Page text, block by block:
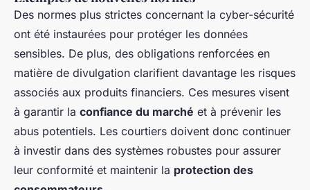
Des normes plus strictes concernant la cyber-sécurité
ont été instaurées pour protéger les données
sensibles. De plus, des obligations renforcées en
matière de divulgation clarifient davantage les risques
associés aux produits financiers. Ces mesures visent
à garantir la confiance du marché et à prévenir les
abus potentiels. Les courtiers doivent donc continuer
à investir dans des systèmes robustes pour assurer
leur conformité et maintenir la protection des